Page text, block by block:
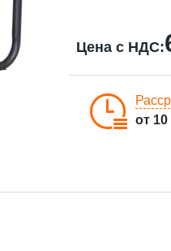
Цена с НДС:
от 10